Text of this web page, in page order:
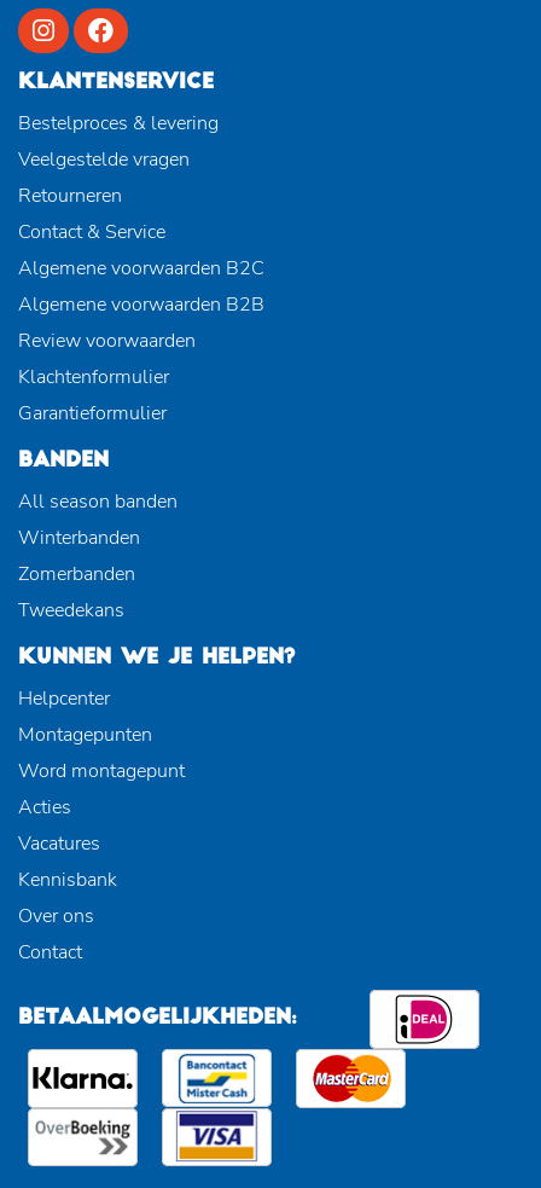
KLANTENSERVICE
Bestelproces & levering
Veelgestelde vragen
Retourneren
Contact & Service
Algemene voorwaarden B2C
Algemene voorwaarden B2B
Review voorwaarden
Klachtenformulier
Garantieformulier
BANDEN
All season banden
Winterbanden
Zomerbanden
Tweedekans
KUNNEN WE JE HELPEN?
Helpcenter
Montagepunten
Word montagepunt
Acties
Vacatures
Kennisbank
Over ons
Contact
BETAALMOGELIJKHEDEN: